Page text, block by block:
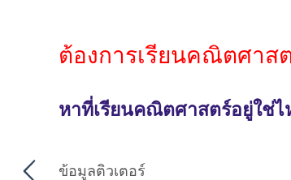
ต้องการเรียนคณิตศา
หาที่เรียนคณิตศาสตร์อยู่ใช่
ข้อมูลติวเตอร์